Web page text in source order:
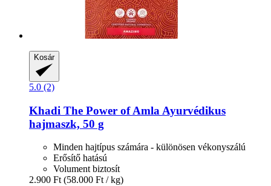
Kosár
5.0 (2)
Khadi The Power of Amla Ayurvédikus
hajmaszk, 50 g
Minden hajtípus számára - különösen vékonyszálú
Erősítő hatású
Volument biztosít
2.900 Ft (58.000 Ft / kg)